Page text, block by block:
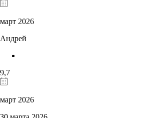
март 2026
Андрей
9,7
март 2026